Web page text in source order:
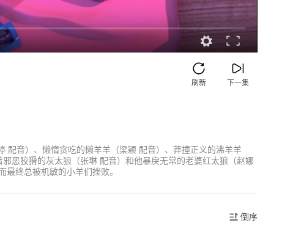
下一集
刷新
配音）、懒惰贪吃的懒羊羊（梁颖 配音）、莽撞正义的沸羊羊
恶狡猾的灰太狼（张琳 配音）和他暴戾无常的老婆红太狼（赵娜
终总被机敏的小羊们挫败。
倒序